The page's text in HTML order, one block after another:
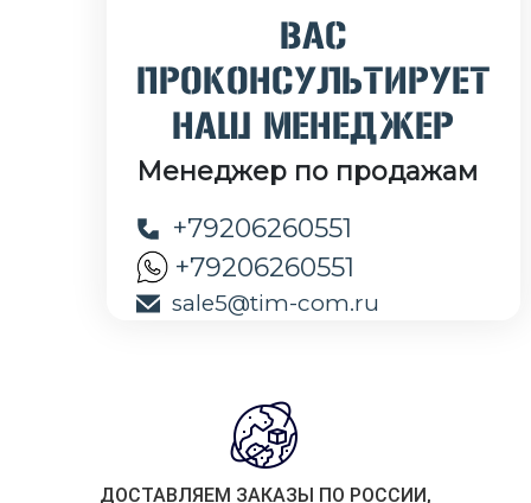
ВАС
ПРОКОНСУЛЬТИРУЕТ
НАШ МЕНЕДЖЕР
Менеджер по продажам
+79206260551
+79206260551
sale5@tim-com.ru
ДОСТАВЛЯЕМ ЗАКАЗЫ ПО РОССИИ,